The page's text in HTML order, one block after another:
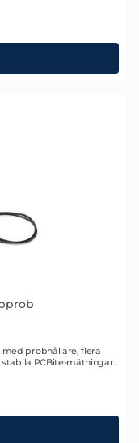
Kit
med probhållare, flera
PCBite-mätningar.